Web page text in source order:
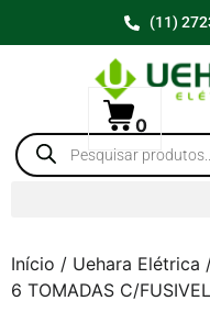
(11)
0
Início / Uehara Elétrica
6 TOMADAS C/FUSIVEL